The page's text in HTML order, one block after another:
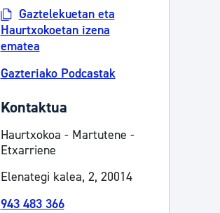
Izapideen katalogoa
Gaztelekuetan eta
Haurtxokoetan izena
ematea
Gazteriako Podcastak
Kontaktua
Haurtxokoa - Martutene -
Etxarriene
Elenategi kalea, 2, 20014
943 483 366